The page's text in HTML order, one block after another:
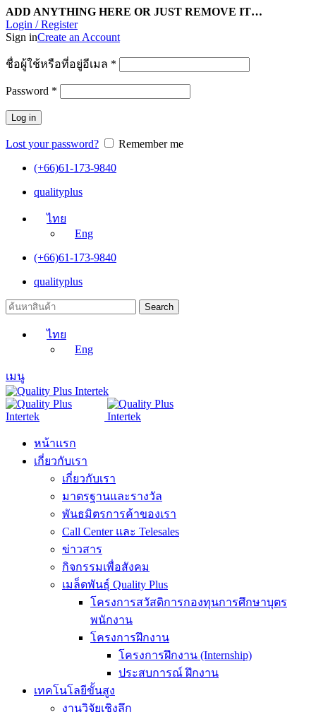
ADD ANYTHING HERE OR JUST REMOVE IT…
Login / Register
Sign inCreate an Account
ชื่อผู้ใช้หรือที่อยู่อีเมล *
Password *
Log in
Lost your password?
Remember me
(+66)61-173-9840
qualityplus
ไทย
Eng
(+66)61-173-9840
qualityplus
Search
ไทย
Eng
เมนู
หน้าแรก
เกี่ยวกับเรา
เกี่ยวกับเรา
มาตรฐานและรางวัล
พันธมิตรการค้าของเรา
Call Center และ Telesales
ข่าวสาร
กิจกรรมเพื่อสังคม
เมล็ดพันธุ์ Quality Plus
โครงการสวัสดิการกองทุนการศึกษาบุตร
พนักงาน
โครงการฝึกงาน
โครงการฝึกงาน (Internship)
ประสบการณ์ ฝึกงาน
เทคโนโลยีขั้นสูง
งานวิจัยเชิงลึก